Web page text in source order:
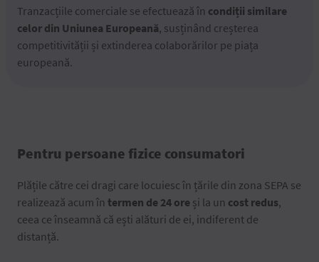
Tranzacțiile comerciale se efectuează în condiții similare
celor din Uniunea Europeană, susținând creșterea
competitivității și extinderea colaborărilor pe piața
europeană.
Pentru persoane fizice consumatori
Plățile către cei dragi care locuiesc în țările din zona SEPA se
realizează acum în termen de 24 ore și la un cost redus,
ceea ce înseamnă că ești alături de ei, indiferent de
distanță.